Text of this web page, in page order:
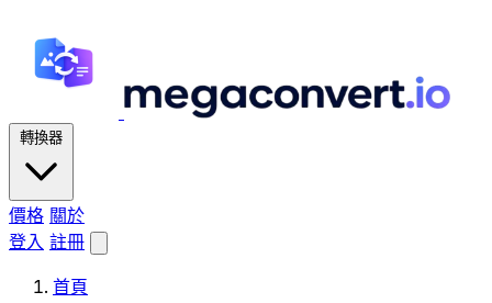
轉換器
價格 關於
登入 註冊
首頁